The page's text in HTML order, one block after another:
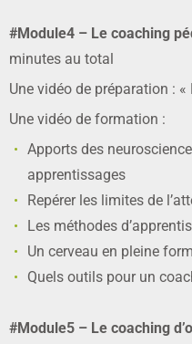
#Module4 – Le coaching
minutes au total
Une vidéo de préparation :
Une vidéo de formation :
Apports des
apprentissages
Repérer les limites de
Les méthodes
Un cerveau en pleine
Quels outils pour un
#Module5 – Le coaching